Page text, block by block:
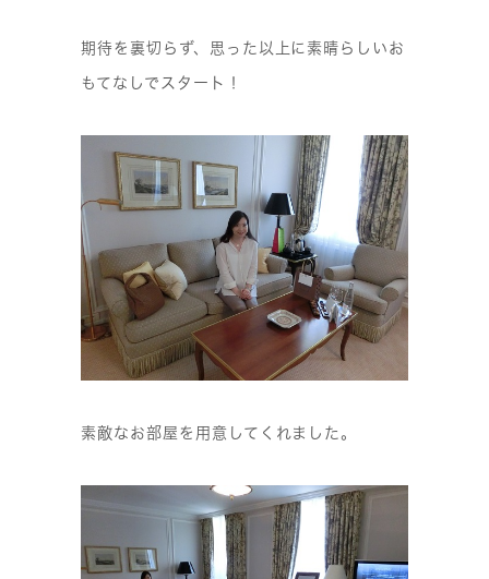
期待を裏切らず、思った以上に素晴らしいお
もてなしでスタート！
素敵なお部屋を用意してくれました。